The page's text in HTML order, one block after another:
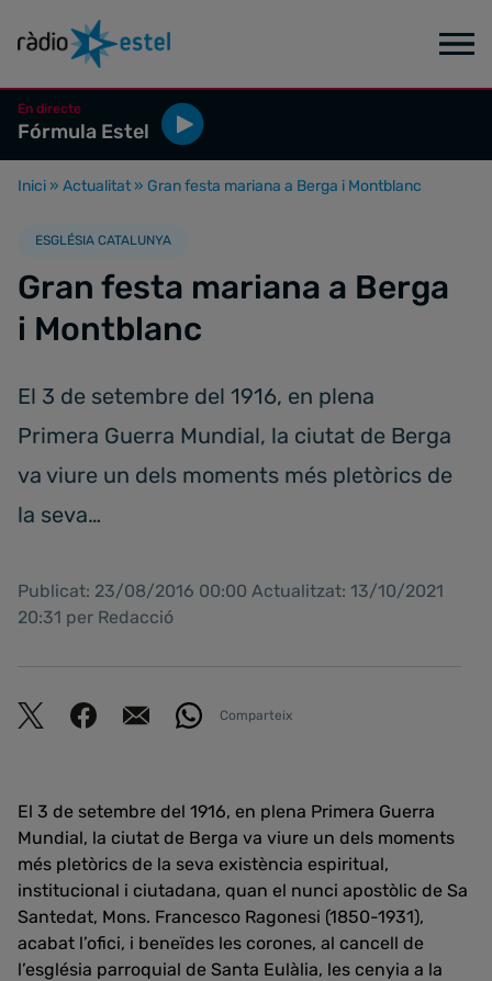
En directe
Fórmula Estel
Inici » Actualitat » Gran festa mariana a Berga i Montblanc
ESGLÉSIA CATALUNYA
Gran festa mariana a Berga
i Montblanc
El 3 de setembre del 1916, en plena
Primera Guerra Mundial, la ciutat de Berga
va viure un dels moments més pletòrics de
la seva…
Publicat: 23/08/2016 00:00 Actualitzat: 13/10/2021
20:31 per Redacció
Comparteix
El 3 de setembre del 1916, en plena Primera Guerra
Mundial, la ciutat de Berga va viure un dels moments
més pletòrics de la seva existència espiritual,
institucional i ciutadana, quan el nunci apostòlic de Sa
Santedat, Mons. Francesco Ragonesi (1850-1931),
acabat l’ofici, i beneïdes les corones, al cancell de
l’església parroquial de Santa Eulàlia, les cenyia a la